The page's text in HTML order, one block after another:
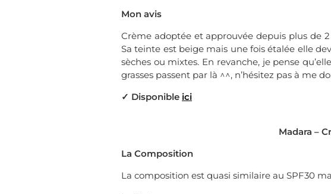
Mon avis
Crème adoptée et approuvée depuis plus de
Sa teinte est beige mais une fois étalée elle
sèches ou mixtes. En revanche, je pense
grasses passent par là ^^, n’hésitez pas à me
✓ Disponible ici
Madara –
La Composition
La composition est quasi similaire au SPF30